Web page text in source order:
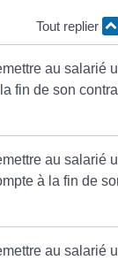
Tout replier
au salarié
fin de son
au salarié
à la fin de
au salarié